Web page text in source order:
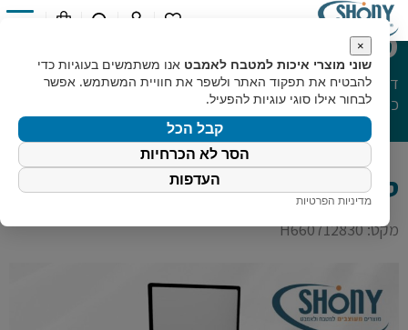
סט כיור רחצה פינתי 56*42
דף הבית»קטלוג מוצרים»מוצרי אמבט»סט כיורי רחצה»סט
כיור רחצה פינתי 56*42
סט כיור רחצה פינתי 56*42
מקט: H660712830
×
שוני מוצרי איכות למטבח לאמבט אנו משתמשים בעוגיות כדי
להבטיח את תפקוד האתר ולשפר את חוויית המשתמש. אפשר
לבחור אילו סוגי עוגיות להפעיל.
קבל הכל
הסר לא הכרחיות
העדפות
מדיניות הפרטיות